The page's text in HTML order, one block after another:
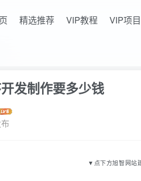
精选推荐 VIP教程 VIP项目
发制作要多少钱
▼ 点下方旭智网站